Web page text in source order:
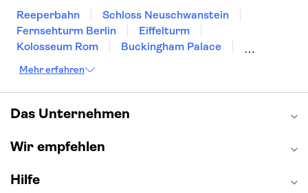
Reeperbahn
Schloss Neuschwanstein
Fernsehturm Berlin
Eiffelturm
Kolosseum Rom
Buckingham Palace
Sagrada Familia
Moulin Rouge
Burj Khalifa
Keukenhof
London Eye
Elbphilharmonie
Mehr erfahren
Das Unternehmen
Wir empfehlen
Hilfe